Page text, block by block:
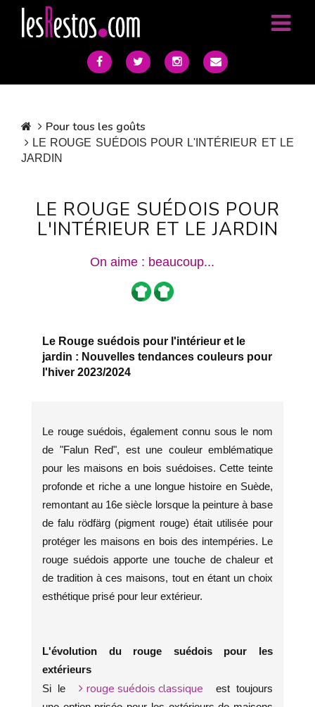
Pour tous les goûts
LE ROUGE SUÉDOIS POUR L'INTÉRIEUR ET LE
JARDIN
LE ROUGE SUÉDOIS POUR
L'INTÉRIEUR ET LE JARDIN
On aime : beaucoup...
Le Rouge suédois pour l'intérieur et le
jardin : Nouvelles tendances couleurs pour
l'hiver 2023/2024
Le rouge suédois, également connu sous le nom
de "Falun Red", est une couleur emblématique
pour les maisons en bois suédoises. Cette teinte
profonde et riche a une longue histoire en Suède,
remontant au 16e siècle lorsque la peinture à base
de falu rödfärg (pigment rouge) était utilisée pour
protéger les maisons en bois des intempéries. Le
rouge suédois apporte une touche de chaleur et
de tradition à ces maisons, tout en étant un choix
esthétique prisé pour leur extérieur.
L'évolution du rouge suédois pour les
extérieurs
Si le
rouge suédois classique
est toujours